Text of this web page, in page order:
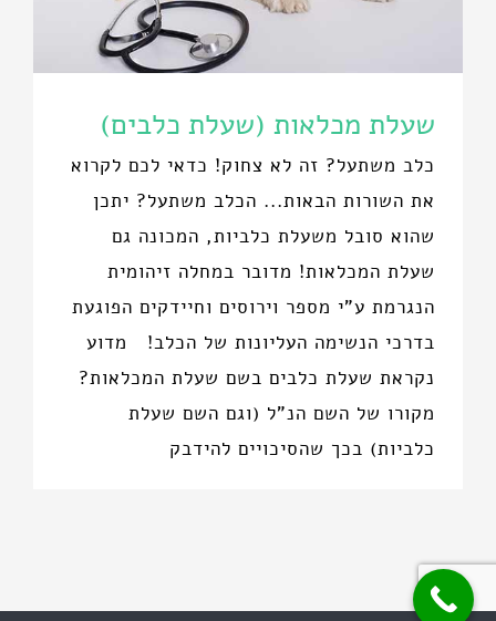
שעלת מכלאות (שעלת כלבים)
כלב משתעל? זה לא צחוק! כדאי לכם לקרוא
את השורות הבאות... הכלב משתעל? יתכן
שהוא סובל משעלת כלביות, המכונה גם
שעלת המכלאות! מדובר במחלה זיהומית
הנגרמת ע"י מספר וירוסים וחיידקים הפוגעת
בדרכי הנשימה העליונות של הכלב! מדוע
נקראת שעלת כלבים בשם שעלת המכלאות?
מקורו של השם הנ"ל (וגם השם שעלת
כלביות) בכך שהסיכויים להידבק